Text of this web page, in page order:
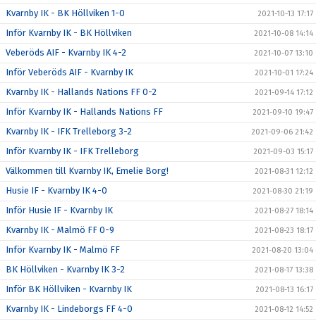
Kvarnby IK - BK Höllviken 1-0 2021-10-13 17:17
Inför Kvarnby IK - BK Höllviken 2021-10-08 14:14
Veberöds AIF - Kvarnby IK 4-2 2021-10-07 13:10
Inför Veberöds AIF - Kvarnby IK 2021-10-01 17:24
Kvarnby IK - Hallands Nations FF 0-2 2021-09-14 17:12
Inför Kvarnby IK - Hallands Nations FF 2021-09-10 19:47
Kvarnby IK - IFK Trelleborg 3-2 2021-09-06 21:42
Inför Kvarnby IK - IFK Trelleborg 2021-09-03 15:17
Välkommen till Kvarnby IK, Emelie Borg! 2021-08-31 12:12
Husie IF - Kvarnby IK 4-0 2021-08-30 21:19
Inför Husie IF - Kvarnby IK 2021-08-27 18:14
Kvarnby IK - Malmö FF 0-9 2021-08-23 18:17
Inför Kvarnby IK - Malmö FF 2021-08-20 13:04
BK Höllviken - Kvarnby IK 3-2 2021-08-17 13:38
Inför BK Höllviken - Kvarnby IK 2021-08-13 16:17
Kvarnby IK - Lindeborgs FF 4-0 2021-08-12 14:52